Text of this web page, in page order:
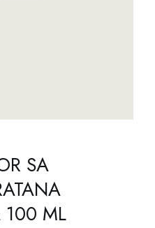
SA
100 ML